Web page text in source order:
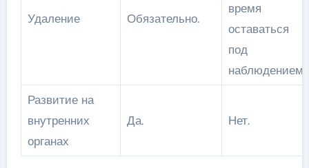
Удаление Обязательно.
время
оставаться
под
наблюдением.
Развитие на
внутренних
органах
Да. Нет.